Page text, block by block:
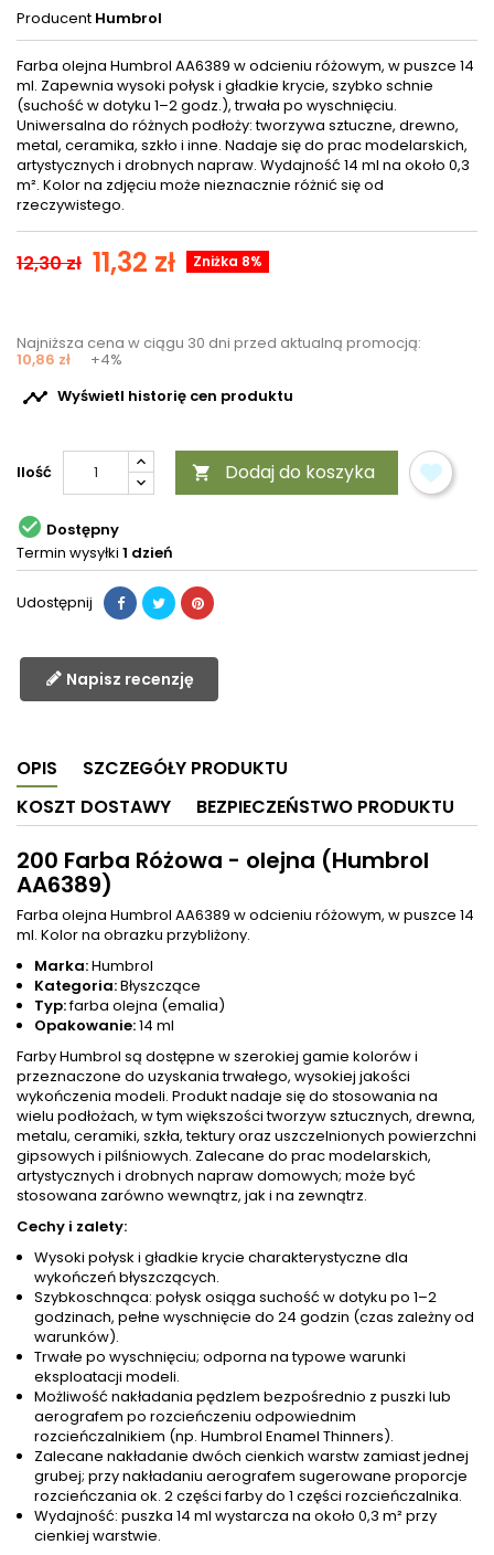
Producent Humbrol
Farba olejna Humbrol AA6389 w odcieniu różowym, w puszce 14
ml. Zapewnia wysoki połysk i gładkie krycie, szybko schnie
(suchość w dotyku 1–2 godz.), trwała po wyschnięciu.
Uniwersalna do różnych podłoży: tworzywa sztuczne, drewno,
metal, ceramika, szkło i inne. Nadaje się do prac modelarskich,
artystycznych i drobnych napraw. Wydajność 14 ml na około 0,3
m². Kolor na zdjęciu może nieznacznie różnić się od
rzeczywistego.
12,30 zł 11,32 zł Zniżka 8%
Najniższa cena w ciągu 30 dni przed aktualną promocją:
10,86 zł +4%
 Wyświetl historię cen produktu
Ilość  Dodaj do koszyka
 Dostępny
Termin wysyłki 1 dzień
Udostępnij
Napisz recenzję
OPIS
SZCZEGÓŁY PRODUKTU
KOSZT DOSTAWY
BEZPIECZEŃSTWO PRODUKTU
200 Farba Różowa - olejna (Humbrol
AA6389)
Farba olejna Humbrol AA6389 w odcieniu różowym, w puszce 14
ml. Kolor na obrazku przybliżony.
Marka:Humbrol
Kategoria:Błyszczące
Typ:farba olejna (emalia)
Opakowanie:14 ml
Farby Humbrol są dostępne w szerokiej gamie kolorów i
przeznaczone do uzyskania trwałego, wysokiej jakości
wykończenia modeli. Produkt nadaje się do stosowania na
wielu podłożach, w tym większości tworzyw sztucznych, drewna,
metalu, ceramiki, szkła, tektury oraz uszczelnionych powierzchni
gipsowych i pilśniowych. Zalecane do prac modelarskich,
artystycznych i drobnych napraw domowych; może być
stosowana zarówno wewnątrz, jak i na zewnątrz.
Cechy i zalety:
Wysoki połysk i gładkie krycie charakterystyczne dla
wykończeń błyszczących.
Szybkoschnąca: połysk osiąga suchość w dotyku po 1–2
godzinach, pełne wyschnięcie do 24 godzin (czas zależny od
warunków).
Trwałe po wyschnięciu; odporna na typowe warunki
eksploatacji modeli.
Możliwość nakładania pędzlem bezpośrednio z puszki lub
aerografem po rozcieńczeniu odpowiednim
rozcieńczalnikiem (np. Humbrol Enamel Thinners).
Zalecane nakładanie dwóch cienkich warstw zamiast jednej
grubej; przy nakładaniu aerografem sugerowane proporcje
rozcieńczania ok. 2 części farby do 1 części rozcieńczalnika.
Wydajność: puszka 14 ml wystarcza na około 0,3 m² przy
cienkiej warstwie.